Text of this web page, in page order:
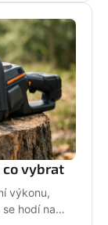
co vybrat
výkonu,
hodí na